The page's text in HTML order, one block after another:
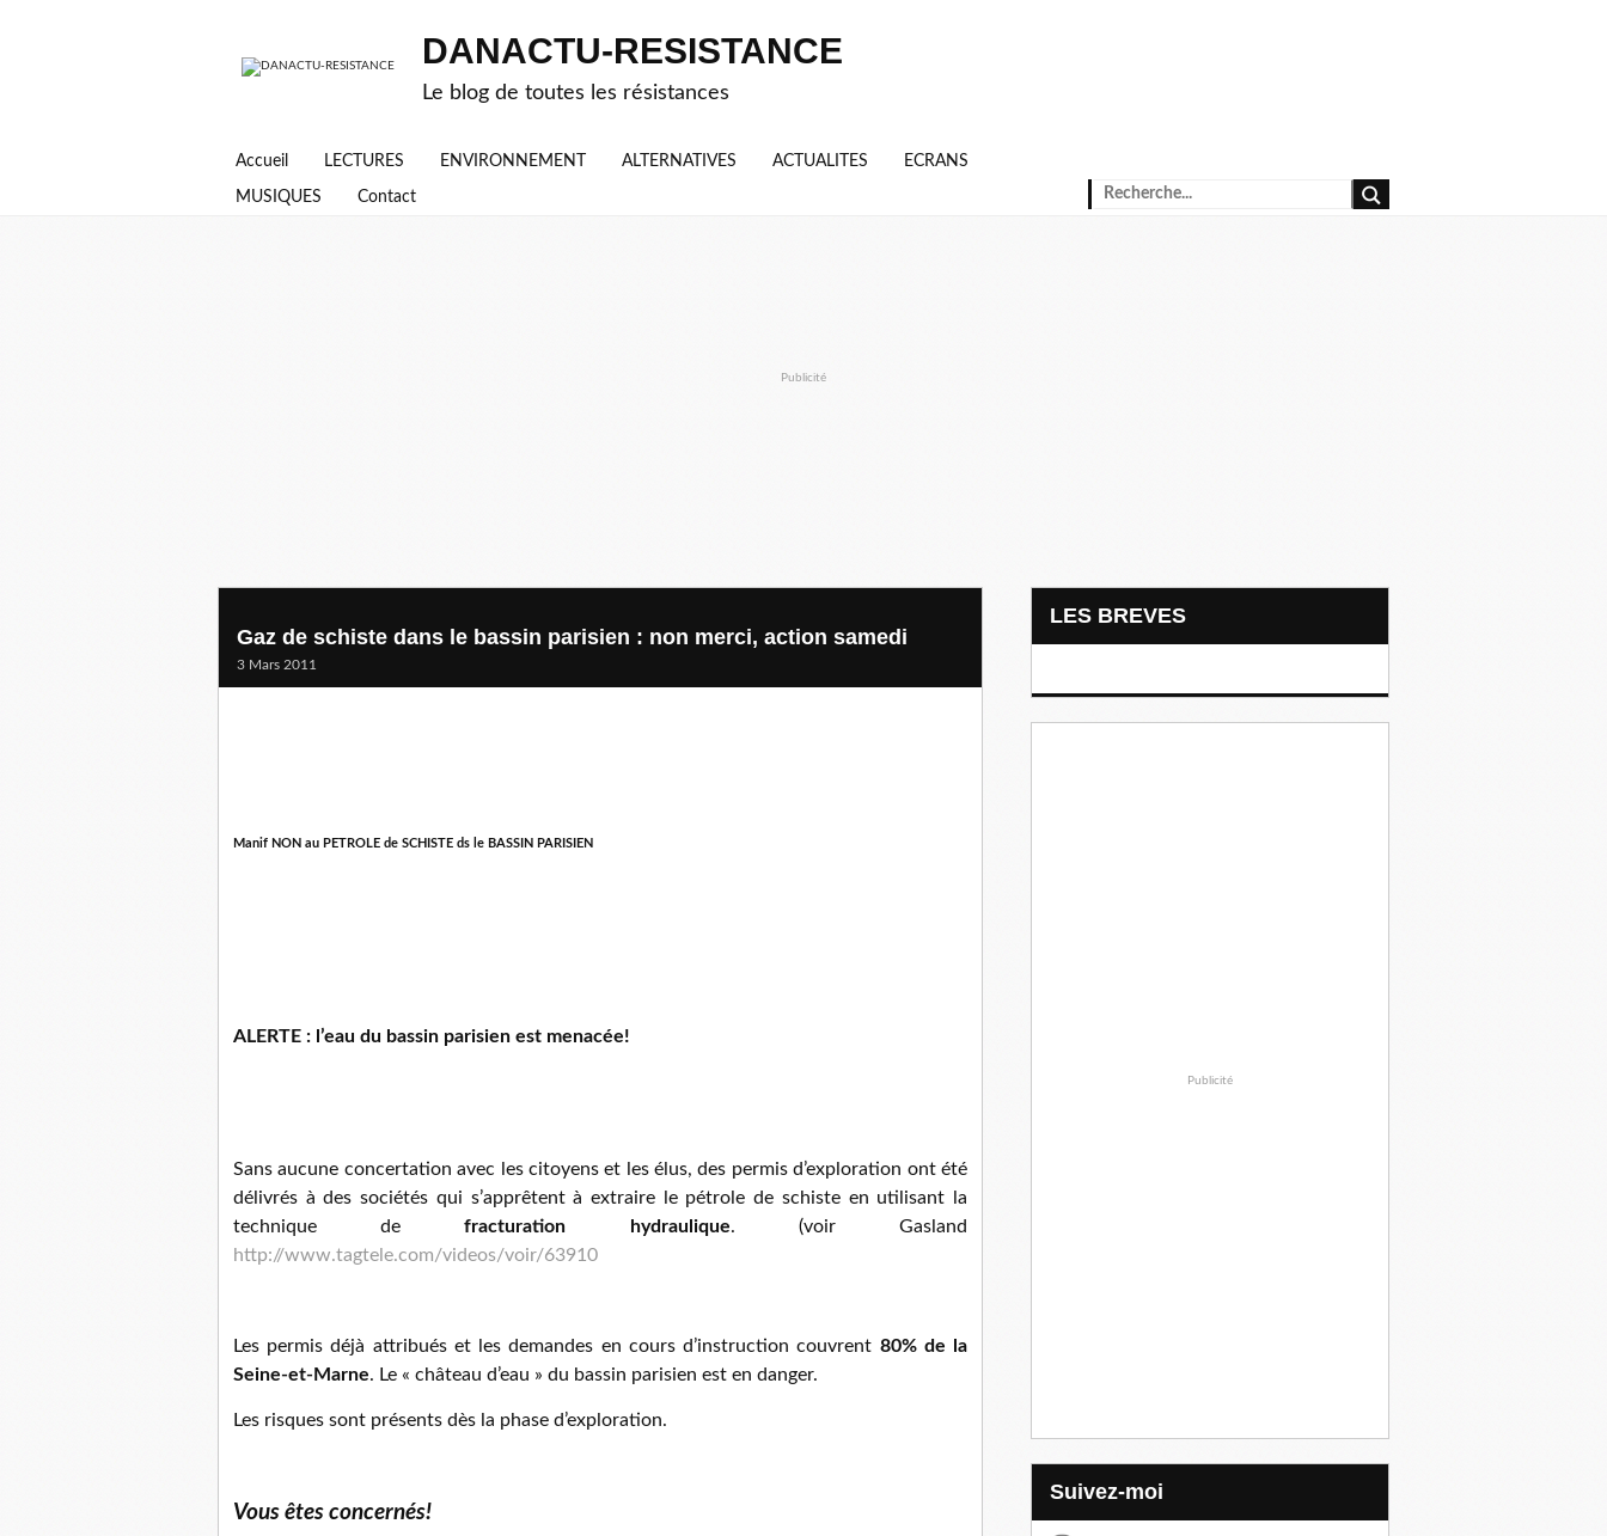
DANACTU-RESISTANCE
Le blog de toutes les résistances
Accueil LECTURES ENVIRONNEMENT ALTERNATIVES ACTUALITES ECRANS
MUSIQUES Contact
Publicité
Gaz de schiste dans le bassin parisien : non merci, action samedi
3 Mars 2011
Manif NON au PETROLE de SCHISTE ds le BASSIN PARISIEN
ALERTE : l’eau du bassin parisien est menacée!
Sans aucune concertation avec les citoyens et les élus, des permis d’exploration ont été
délivrés à des sociétés qui s’apprêtent à extraire le pétrole de schiste en utilisant la
technique defracturation hydraulique. (voir Gasland
http://www.tagtele.com/videos/voir/63910
Les permis déjà attribués et les demandes en cours d’instruction couvrent 80% de la
Seine-et-Marne. Le « château d’eau » du bassin parisien est en danger.
Les risques sont présents dès la phase d’exploration.
Vous êtes concernés!
LES BREVES
Publicité
Suivez-moi